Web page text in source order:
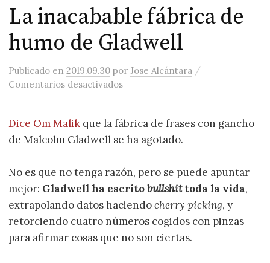
La inacabable fábrica de
humo de Gladwell
Publicado en2019.09.30 porJose Alcántara /
Comentarios desactivadosen La inacabable fábrica de
Dice Om Malik que la fábrica de frases con gancho
de Malcolm Gladwell se ha agotado.
No es que no tenga razón, pero se puede apuntar
mejor: Gladwell ha escritobullshittoda la vida,
extrapolando datos haciendocherry picking, y
retorciendo cuatro números cogidos con pinzas
para afirmar cosas que no son ciertas.